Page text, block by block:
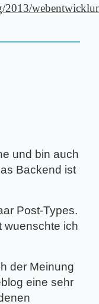
2013/
und bin auch
Backend ist
Post-Types.
wuenschte ich
der Meinung
eine sehr